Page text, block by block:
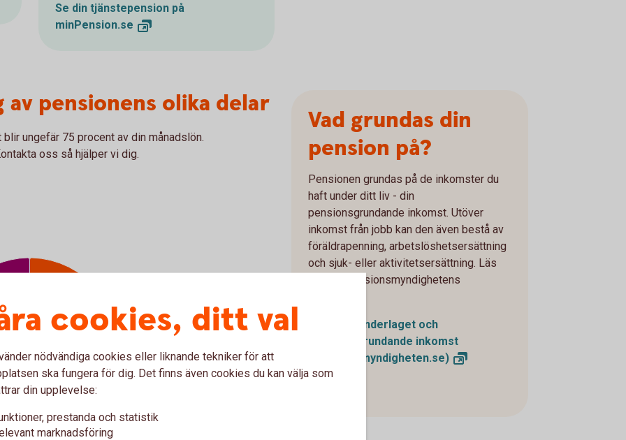
Se din tjänstepension på
minPension.se
pensionens olika delar
ungefär 75 procent av din månadslön.
oss så hjälper vi dig.
57 %
57 %
Vad grundas din
pension på?
Pensionen grundas på de inkomster du
haft under ditt liv - din
pensionsgrundande inkomst. Utöver
inkomst från jobb kan den även bestå av
föräldrapenning, arbetslöshetsersättning
och sjuk- eller aktivitetsersättning. Läs
mer på Pensionsmyndighetens
Pensionsunderlaget och
pensionsgrundande inkomst
(pensionsmyndigheten.se)
cookies, ditt val
nödvändiga cookies eller liknande tekniker för att
ska fungera för dig. Det finns även cookies du kan välja som
din upplevelse:
prestanda och statistik
marknadsföring